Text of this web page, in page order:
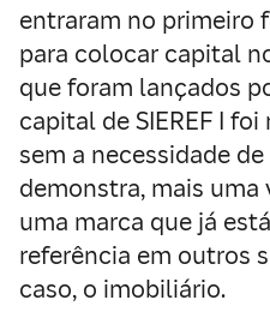
entraram no primeiro
para colocar capital
que foram lançados
capital de SIEREF I foi
sem a necessidade
demonstra, mais uma
uma marca que já
referência em outros
caso, o imobiliário.